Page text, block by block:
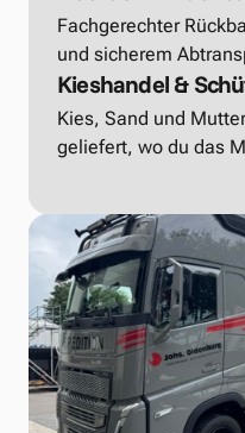
Fachgerechter
und sicherem
Kieshandel &
Kies, Sand und
geliefert, wo du das